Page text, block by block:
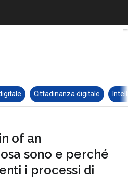
Cittadinanza digitale
of an
sono e perché
i processi di